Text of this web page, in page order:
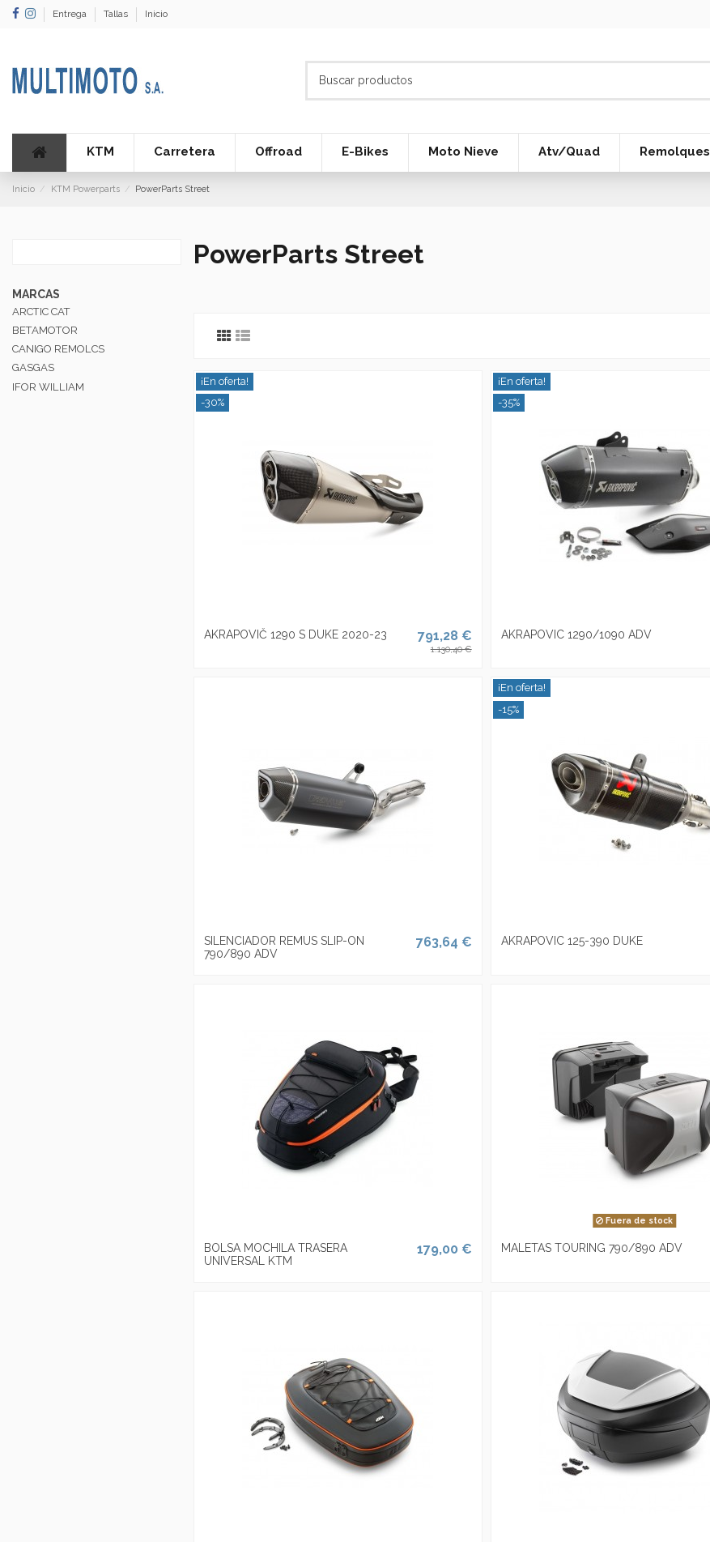
Entrega Tallas Inicio
KTM Carretera Offroad E-Bikes Moto Nieve Atv/Quad Remolques
Inicio KTM Powerparts PowerParts Street
PowerParts Street
¡En oferta!
-30%
AKRAPOVIČ 1290 S DUKE 2020-23 791,28 €
1.130,40 €
¡En oferta!
-35%
AKRAPOVIC 1290/1090 ADV
SILENCIADOR REMUS SLIP-ON
790/890 ADV
763,64 €
¡En oferta!
-15%
AKRAPOVIC 125-390 DUKE
BOLSA MOCHILA TRASERA
UNIVERSAL KTM
179,00 €
Fuera de stock
MALETAS TOURING 790/890 ADV
MARCAS
ARCTIC CAT
BETAMOTOR
CANIGO REMOLCS
GASGAS
IFOR WILLIAM